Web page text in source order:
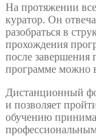
На протяжении
куратор. Он
разобраться в
прохождения
после
программе можно
Дистанционный
и позволяет
обучению